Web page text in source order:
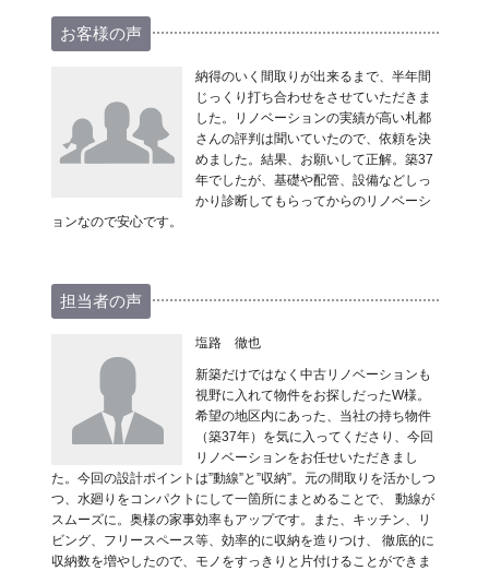
お客様の声
納得のいく間取りが出来るまで、半年間
じっくり打ち合わせをさせていただきま
した。リノベーションの実績が高い札都
さんの評判は聞いていたので、依頼を決
めました。結果、お願いして正解。築37
年でしたが、基礎や配管、設備などしっ
かり診断してもらってからのリノベーシ
ョンなので安心です。
担当者の声
塩路 徹也
新築だけではなく中古リノベーションも
視野に入れて物件をお探しだったW様。
希望の地区内にあった、当社の持ち物件
（築37年）を気に入ってくださり、今回
リノベーションをお任せいただきまし
た。今回の設計ポイントは”動線”と”収納”。元の間取りを活かしつ
つ、水廻りをコンパクトにして一箇所にまとめることで、 動線が
スムーズに。奥様の家事効率もアップです。また、キッチン、リ
ビング、フリースペース等、効率的に収納を造りつけ、 徹底的に
収納数を増やしたので、モノをすっきりと片付けることができま